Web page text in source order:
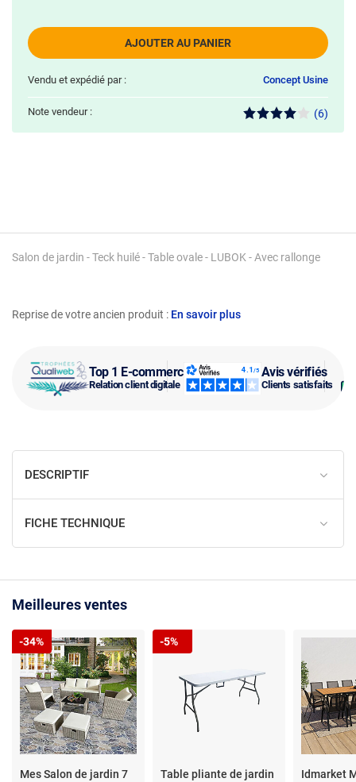
Top 1 E-commerce
Relation client digitale
Avis vérifiés
Clients satisfaits
Reprise de votre ancien produit : En savoir plus
Salon de jardin - Teck huilé - Table ovale - LUBOK - Avec rallonge
AJOUTER AU PANIER
Vendu et expédié par : Concept Usine
Note vendeur : (6)
DESCRIPTIF
FICHE TECHNIQUE
Meilleures ventes
Mes Salon de jardin 7
-34%
Table pliante de jardin
-5%
Idmarket